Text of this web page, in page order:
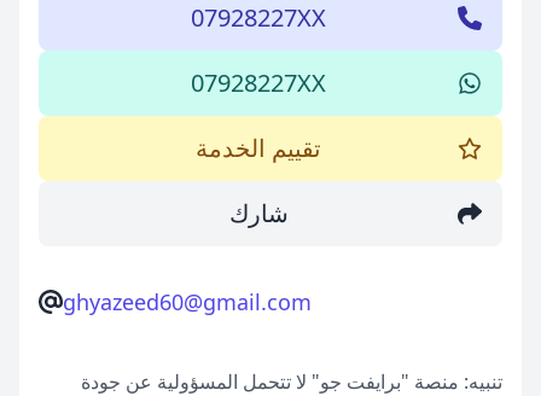
07928227XX
07928227XX
تقييم الخدمة
شارك
ghyazeed60@gmail.com
تنبيه: منصة "برايفت جو" لا تتحمل المسؤولية عن جودة